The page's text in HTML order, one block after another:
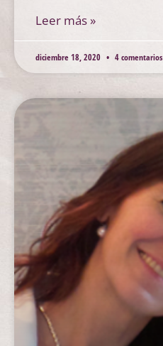
Leer más »
diciembre 18, 2020 4 comentarios